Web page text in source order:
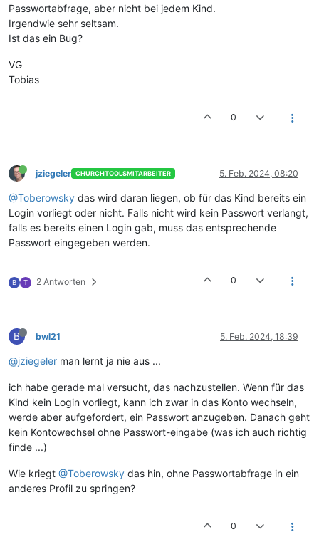
Passwortabfrage, aber nicht bei jedem Kind.
Irgendwie sehr seltsam.
Ist das ein Bug?
VG
Tobias
0
jziegeler CHURCHTOOLSMITARBEITER 5. Feb. 2024, 08:20
@Toberowsky das wird daran liegen, ob für das Kind bereits ein
Login vorliegt oder nicht. Falls nicht wird kein Passwort verlangt,
falls es bereits einen Login gab, muss das entsprechende
Passwort eingegeben werden.
B T 2 Antworten 0
B bwl21 5. Feb. 2024, 18:39
@jziegeler man lernt ja nie aus ...
ich habe gerade mal versucht, das nachzustellen. Wenn für das
Kind kein Login vorliegt, kann ich zwar in das Konto wechseln,
werde aber aufgefordert, ein Passwort anzugeben. Danach geht
kein Kontowechsel ohne Passwort-eingabe (was ich auch richtig
finde ...)
Wie kriegt @Toberowsky das hin, ohne Passwortabfrage in ein
anderes Profil zu springen?
0